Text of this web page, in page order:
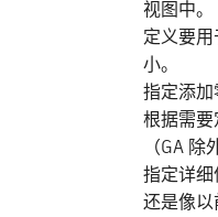
视图中。
定义要
小。
指定添加
根据需
（GA 除
指定详
还是像以